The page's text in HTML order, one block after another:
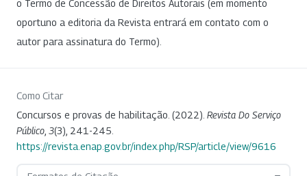
o Termo de Concessão de Direitos Autorais (em momento
oportuno a editoria da Revista entrará em contato com o
autor para assinatura do Termo).
Como Citar
Concursos e provas de habilitação. (2022). Revista Do Serviço
Público 3(3), 241-245.
https://revista.enap.gov.br/index.php/RSP/article/view/9616